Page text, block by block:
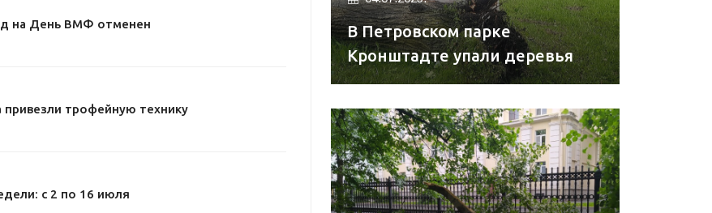
на День ВМФ отменен
трофейную технику
с 2 по 16 июля
В Петровском парке
Кронштадте упали деревья